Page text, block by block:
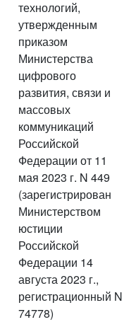
технологий,
утвержденным
приказом
Министерства
цифрового
развития, связи и
массовых
коммуникаций
Российской
Федерации от 11
мая 2023 г. N 449
(зарегистрирован
Министерством
юстиции
Российской
Федерации 14
августа 2023 г.,
регистрационный N
74778)